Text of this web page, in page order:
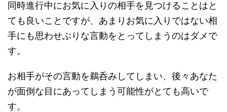
同時進行中にお気に入りの相手を見つけることはと
ても良いことですが、あまりお気に入りではない相
手にも思わせぶりな言動をとってしまうのはダメで
す。
お相手がその言動を鵜呑みしてしまい、後々あなた
が面倒な目にあってしまう可能性がとても高いで
す。